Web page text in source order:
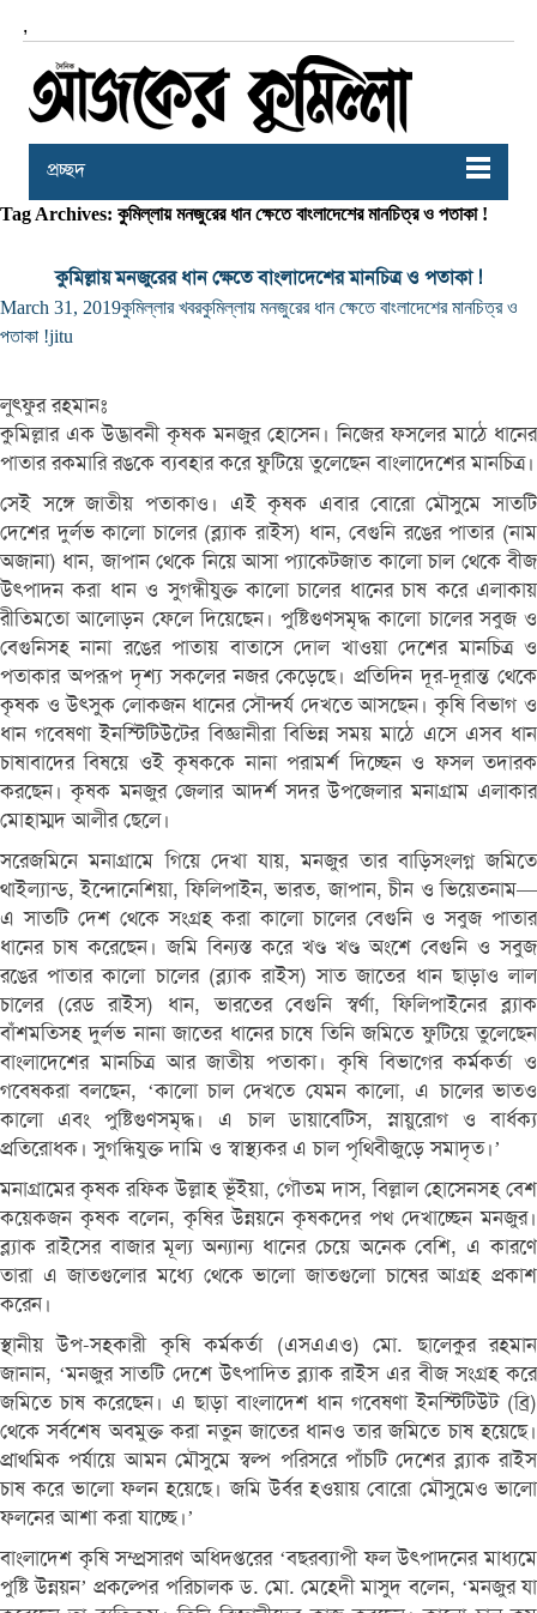
,
প্রচ্ছদ
Tag Archives: কুমিল্লায় মনজুরের ধান ক্ষেতে বাংলাদেশের মানচিত্র ও পতাকা !
কুমিল্লায় মনজুরের ধান ক্ষেতে বাংলাদেশের মানচিত্র ও পতাকা !
March 31, 2019কুমিল্লার খবরকুমিল্লায় মনজুরের ধান ক্ষেতে বাংলাদেশের মানচিত্র ও
পতাকা !jitu
লুৎফুর রহমানঃ
কুমিল্লার এক উদ্ভাবনী কৃষক মনজুর হোসেন। নিজের ফসলের মাঠে ধানের
পাতার রকমারি রঙকে ব্যবহার করে ফুটিয়ে তুলেছেন বাংলাদেশের মানচিত্র।
সেই সঙ্গে জাতীয় পতাকাও। এই কৃষক এবার বোরো মৌসুমে সাতটি
দেশের দুর্লভ কালো চালের (ব্ল্যাক রাইস) ধান, বেগুনি রঙের পাতার (নাম
অজানা) ধান, জাপান থেকে নিয়ে আসা প্যাকেটজাত কালো চাল থেকে বীজ
উত্পাদন করা ধান ও সুগন্ধীযুক্ত কালো চালের ধানের চাষ করে এলাকায়
রীতিমতো আলোড়ন ফেলে দিয়েছেন। পুষ্টিগুণসমৃদ্ধ কালো চালের সবুজ ও
বেগুনিসহ নানা রঙের পাতায় বাতাসে দোল খাওয়া দেশের মানচিত্র ও
পতাকার অপরূপ দৃশ্য সকলের নজর কেড়েছে। প্রতিদিন দূর-দূরান্ত থেকে
কৃষক ও উত্সুক লোকজন ধানের সৌন্দর্য দেখতে আসছেন। কৃষি বিভাগ ও
ধান গবেষণা ইনস্টিটিউটের বিজ্ঞানীরা বিভিন্ন সময় মাঠে এসে এসব ধান
চাষাবাদের বিষয়ে ওই কৃষককে নানা পরামর্শ দিচ্ছেন ও ফসল তদারক
করছেন। কৃষক মনজুর জেলার আদর্শ সদর উপজেলার মনাগ্রাম এলাকার
মোহাম্মদ আলীর ছেলে।
সরেজমিনে মনাগ্রামে গিয়ে দেখা যায়, মনজুর তার বাড়িসংলগ্ন জমিতে
থাইল্যান্ড, ইন্দোনেশিয়া, ফিলিপাইন, ভারত, জাপান, চীন ও ভিয়েতনাম—
এ সাতটি দেশ থেকে সংগ্রহ করা কালো চালের বেগুনি ও সবুজ পাতার
ধানের চাষ করেছেন। জমি বিন্যস্ত করে খণ্ড খণ্ড অংশে বেগুনি ও সবুজ
রঙের পাতার কালো চালের (ব্ল্যাক রাইস) সাত জাতের ধান ছাড়াও লাল
চালের (রেড রাইস) ধান, ভারতের বেগুনি স্বর্ণা, ফিলিপাইনের ব্ল্যাক
বাঁশমতিসহ দুর্লভ নানা জাতের ধানের চাষে তিনি জমিতে ফুটিয়ে তুলেছেন
বাংলাদেশের মানচিত্র আর জাতীয় পতাকা। কৃষি বিভাগের কর্মকর্তা ও
গবেষকরা বলছেন, ‘কালো চাল দেখতে যেমন কালো, এ চালের ভাতও
কালো এবং পুষ্টিগুণসমৃদ্ধ। এ চাল ডায়াবেটিস, স্নায়ুরোগ ও বার্ধক্য
প্রতিরোধক। সুগন্ধিযুক্ত দামি ও স্বাস্থ্যকর এ চাল পৃথিবীজুড়ে সমাদৃত।’
মনাগ্রামের কৃষক রফিক উল্লাহ ভূঁইয়া, গৌতম দাস, বিল্লাল হোসেনসহ বেশ
কয়েকজন কৃষক বলেন, কৃষির উন্নয়নে কৃষকদের পথ দেখাচ্ছেন মনজুর।
ব্ল্যাক রাইসের বাজার মূল্য অন্যান্য ধানের চেয়ে অনেক বেশি, এ কারণে
তারা এ জাতগুলোর মধ্যে থেকে ভালো জাতগুলো চাষের আগ্রহ প্রকাশ
করেন।
স্থানীয় উপ-সহকারী কৃষি কর্মকর্তা (এসএএও) মো. ছালেকুর রহমান
জানান, ‘মনজুর সাতটি দেশে উত্পাদিত ব্ল্যাক রাইস এর বীজ সংগ্রহ করে
জমিতে চাষ করেছেন। এ ছাড়া বাংলাদেশ ধান গবেষণা ইনস্টিটিউট (ব্রি)
থেকে সর্বশেষ অবমুক্ত করা নতুন জাতের ধানও তার জমিতে চাষ হয়েছে।
প্রাথমিক পর্যায়ে আমন মৌসুমে স্বল্প পরিসরে পাঁচটি দেশের ব্ল্যাক রাইস
চাষ করে ভালো ফলন হয়েছে। জমি উর্বর হওয়ায় বোরো মৌসুমেও ভালো
ফলনের আশা করা যাচ্ছে।’
বাংলাদেশ কৃষি সম্প্রসারণ অধিদপ্তরের ‘বছরব্যাপী ফল উত্পাদনের মাধ্যমে
পুষ্টি উন্নয়ন’ প্রকল্পের পরিচালক ড. মো. মেহেদী মাসুদ বলেন, ‘মনজুর যা